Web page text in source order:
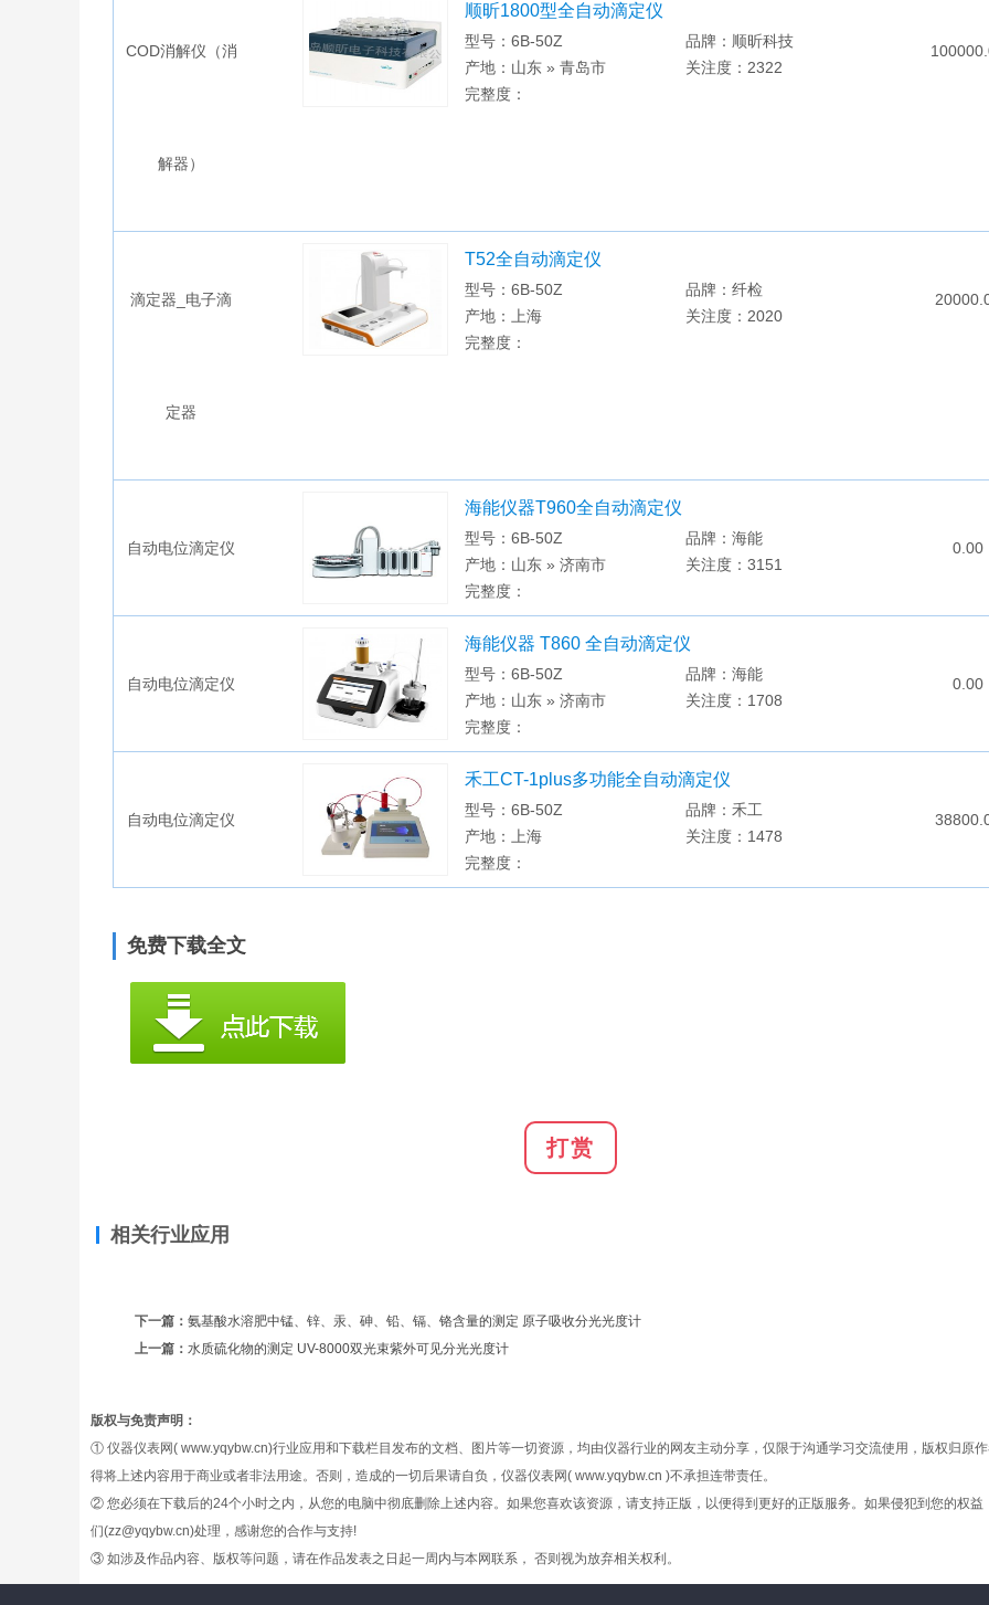
COD消解仪（消
解器）
顺昕1800型全自动滴定仪
型号：6B-50Z
品牌：顺昕科技
产地：山东 » 青岛市
关注度：2322
完整度：
滴定器_电子滴
定器
T52全自动滴定仪
型号：6B-50Z
品牌：纤检
产地：上海
关注度：2020
完整度：
自动电位滴定仪
海能仪器T960全自动滴定仪
型号：6B-50Z
品牌：海能
产地：山东 » 济南市
关注度：3151
完整度：
0.00
自动电位滴定仪
海能仪器 T860 全自动滴定仪
型号：6B-50Z
品牌：海能
产地：山东 » 济南市
关注度：1708
完整度：
0.00
自动电位滴定仪
禾工CT-1plus多功能全自动滴定仪
型号：6B-50Z
品牌：禾工
产地：上海
关注度：1478
完整度：
免费下载全文
打赏
相关行业应用
下一篇： 氨基酸水溶肥中锰、锌、汞、砷、铅、镉、铬含量的测定 原子吸收分光光度计
上一篇： 水质硫化物的测定 UV-8000双光束紫外可见分光光度计
版权与免责声明：
① 仪器仪表网( www.yqybw.cn)行业应用和下载栏目发布的文档、图片等一切资源，均由仪器行业的网友主动分享，仅限于沟通学习交流使用，版权归原
得将上述内容用于商业或者非法用途。否则，造成的一切后果请自负，仪器仪表网( www.yqybw.cn )不承担连带责任。
② 您必须在下载后的24个小时之内，从您的电脑中彻底删除上述内容。如果您喜欢该资源，请支持正版，以便得到更好的正版服务。如果侵犯到您的权益
们(zz@yqybw.cn)处理，感谢您的合作与支持!
③ 如涉及作品内容、版权等问题，请在作品发表之日起一周内与本网联系， 否则视为放弃相关权利。